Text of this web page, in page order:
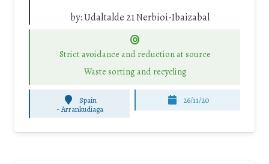
by:Udaltalde 21 Nerbioi-Ibaizabal
Strict avoidance and reduction at source
Waste sorting and recycling
Spain
- Arrankudiaga
26/11/20